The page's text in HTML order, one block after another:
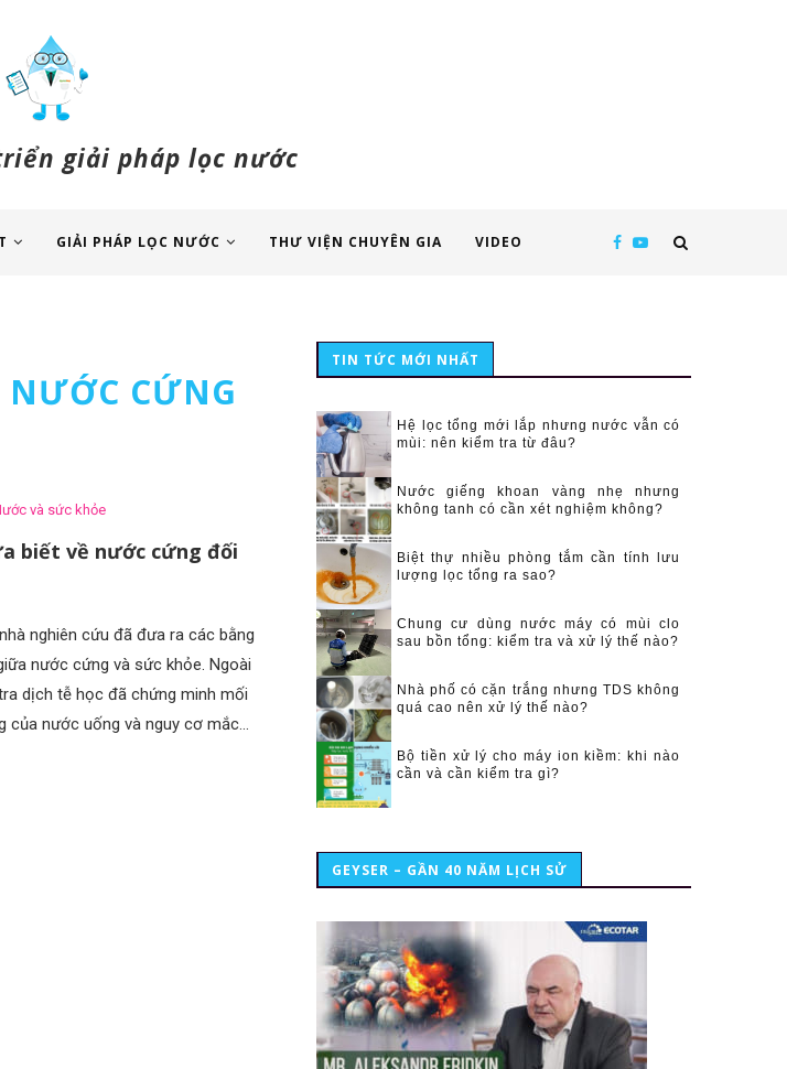
giải pháp lọc nước
GIẢI PHÁP LỌC NƯỚC THƯ VIỆN CHUYÊN GIA VIDEO
CỨNG
và sức khỏe
biết về nước cứng đối
nghiên cứu đã đưa ra các bằng
nước cứng và sức khỏe. Ngoài
dịch tễ học đã chứng minh mối
của nước uống và nguy cơ mắc…
TIN TỨC MỚI NHẤT
Hệ lọc tổng mới lắp nhưng nước vẫn có
mùi: nên kiểm tra từ đâu?
Nước giếng khoan vàng nhẹ nhưng
không tanh có cần xét nghiệm không?
Biệt thự nhiều phòng tắm cần tính lưu
lượng lọc tổng ra sao?
Chung cư dùng nước máy có mùi clo
sau bồn tổng: kiểm tra và xử lý thế nào?
Nhà phố có cặn trắng nhưng TDS không
quá cao nên xử lý thế nào?
Bộ tiền xử lý cho máy ion kiềm: khi nào
cần và cần kiểm tra gì?
GEYSER – GẦN 40 NĂM LỊCH SỬ